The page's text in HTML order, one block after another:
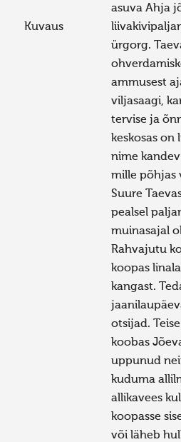
Kuvaus
asuva Ahja
ürgorg.
ammusest
viljasaagi,
tervise ja
keskosas on
nime
mille põhjas
Suure
pealsel
muinasajal
Rahvajutu
koopas
kangast.
otsijad.
koobas
uppunud
kuduma
allikavees
koopasse
või läheb